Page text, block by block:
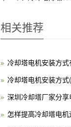
相关推荐
冷却塔电机安装方
冷却塔电机安装方
深圳冷却塔厂家分
怎样提高冷却塔电